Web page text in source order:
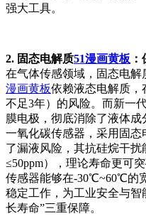
强大工具。
2. 固态电解质51漫画黄板
在气体传感领域，固态电
漫画黄板依赖液态电解质，
不足3年）的风险。而新一
膜电极，彻底消除了液体
一氧化碳传感器，采用固
了漏液风险，其抗硅烷干扰
≤50ppm），理论寿命更可
传感器能够在-30℃~60℃的
稳定工作，为工业安全与智
长寿命”三重保障。